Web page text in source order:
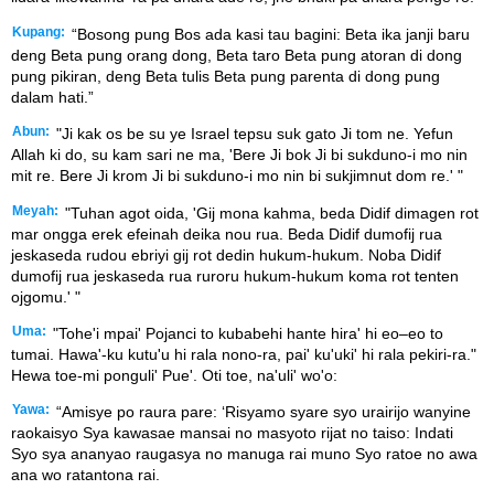
Kupang: “Bosong pung Bos ada kasi tau bagini: Beta ika janji baru
deng Beta pung orang dong, Beta taro Beta pung atoran di dong
pung pikiran, deng Beta tulis Beta pung parenta di dong pung
dalam hati.”
Abun: "Ji kak os be su ye Israel tepsu suk gato Ji tom ne. Yefun
Allah ki do, su kam sari ne ma, 'Bere Ji bok Ji bi sukduno-i mo nin
mit re. Bere Ji krom Ji bi sukduno-i mo nin bi sukjimnut dom re.' "
Meyah: "Tuhan agot oida, 'Gij mona kahma, beda Didif dimagen rot
mar ongga erek efeinah deika nou rua. Beda Didif dumofij rua
jeskaseda rudou ebriyi gij rot dedin hukum-hukum. Noba Didif
dumofij rua jeskaseda rua ruroru hukum-hukum koma rot tenten
ojgomu.' "
Uma: "Tohe'i mpai' Pojanci to kubabehi hante hira' hi eo–eo to
tumai. Hawa'-ku kutu'u hi rala nono-ra, pai' ku'uki' hi rala pekiri-ra."
Hewa toe-mi ponguli' Pue'. Oti toe, na'uli' wo'o:
Yawa: “Amisye po raura pare: ‘Risyamo syare syo urairijo wanyine
raokaisyo Sya kawasae mansai no masyoto rijat no taiso: Indati
Syo sya ananyao raugasya no manuga rai muno Syo ratoe no awa
ana wo ratantona rai.